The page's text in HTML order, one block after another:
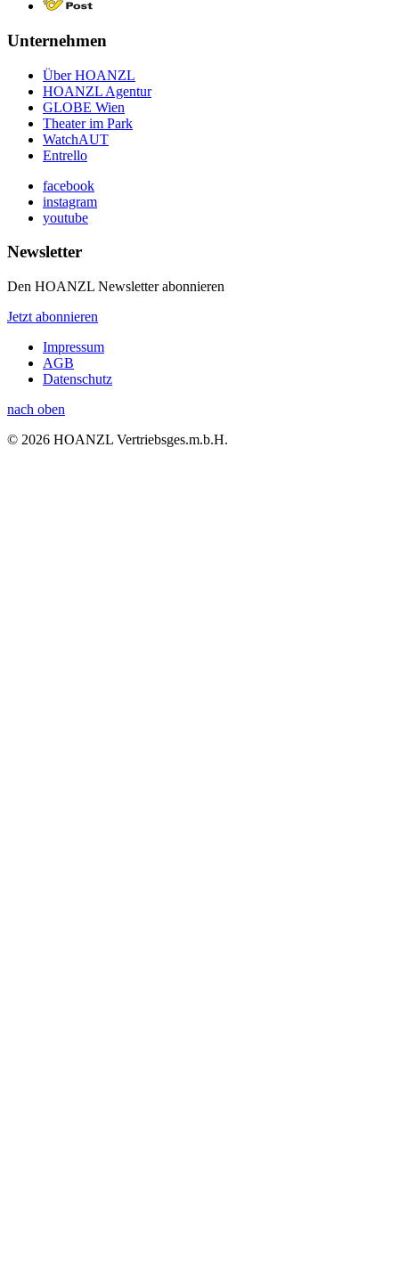
Unternehmen
Über HOANZL
HOANZL Agentur
GLOBE Wien
Theater im Park
WatchAUT
Entrello
facebook
instagram
youtube
Newsletter
Den HOANZL Newsletter abonnieren
Jetzt abonnieren
Impressum
AGB
Datenschutz
nach oben
© 2026 HOANZL Vertriebsges.m.b.H.